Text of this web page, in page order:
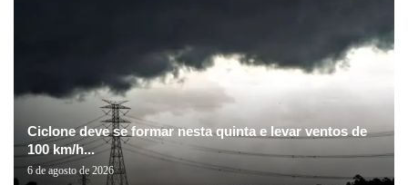
Ciclone deve se formar nesta quinta e levar ventos de
100 km/h...
6 de agosto de 2026